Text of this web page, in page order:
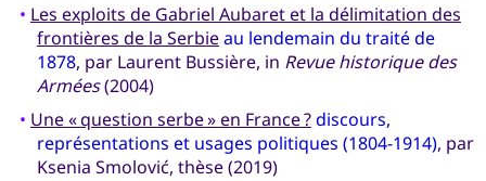
• Les exploits de Gabriel Aubaret et la délimitation des
frontières de la Serbieau lendemain du traité de
1878, par Laurent Bussière, in Revue historique des
Armées(2004)
• Une « question serbe » en France ?discours,
représentations et usages politiques (1804-1914), par
Ksenia Smolović, thèse (2019)